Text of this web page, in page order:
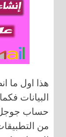
هذا اول ما
البيانات
حساب جوجل
من